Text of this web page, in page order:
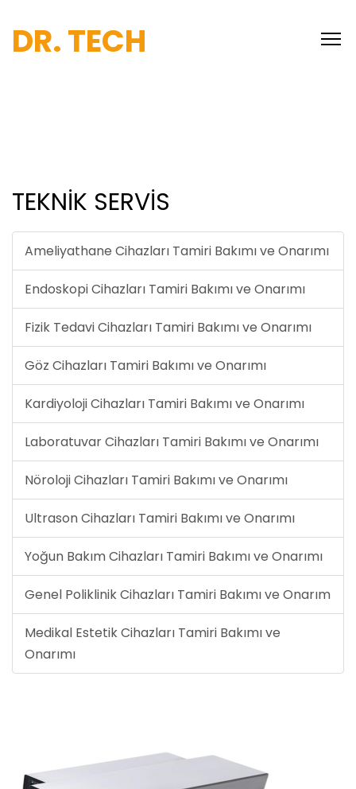
DR. TECH
TEKNİK SERVİS
Ameliyathane Cihazları Tamiri Bakımı ve Onarımı
Endoskopi Cihazları Tamiri Bakımı ve Onarımı
Fizik Tedavi Cihazları Tamiri Bakımı ve Onarımı
Göz Cihazları Tamiri Bakımı ve Onarımı
Kardiyoloji Cihazları Tamiri Bakımı ve Onarımı
Laboratuvar Cihazları Tamiri Bakımı ve Onarımı
Nöroloji Cihazları Tamiri Bakımı ve Onarımı
Ultrason Cihazları Tamiri Bakımı ve Onarımı
Yoğun Bakım Cihazları Tamiri Bakımı ve Onarımı
Genel Poliklinik Cihazları Tamiri Bakımı ve Onarım
Medikal Estetik Cihazları Tamiri Bakımı ve
Onarımı